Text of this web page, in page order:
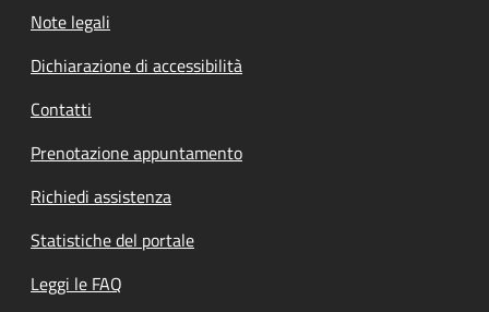
Note legali
Dichiarazione di accessibilità
Contatti
Prenotazione appuntamento
Richiedi assistenza
Statistiche del portale
Leggi le FAQ